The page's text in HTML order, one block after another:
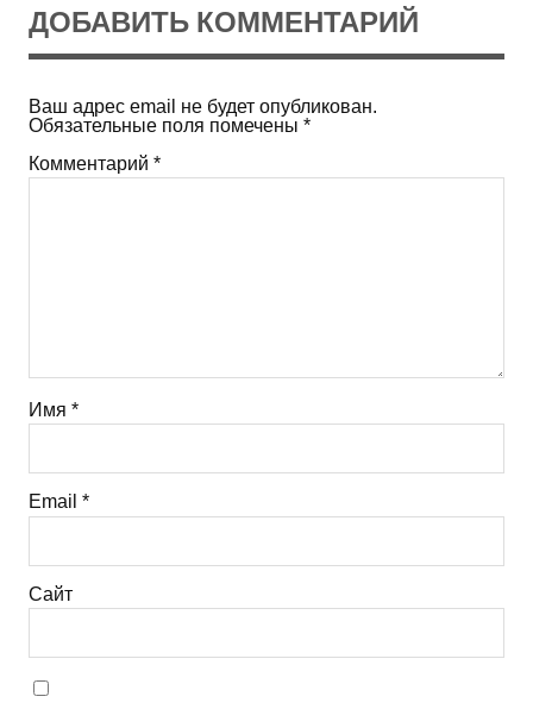
ДОБАВИТЬ КОММЕНТАРИЙ
Ваш адрес email не будет опубликован.
Обязательные поля помечены *
Комментарий *
Имя *
Email *
Сайт